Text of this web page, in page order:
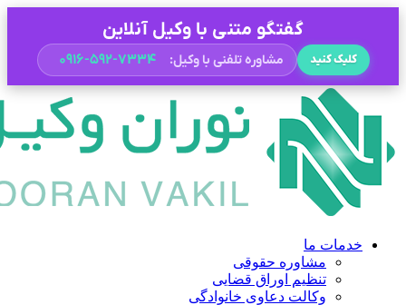
گفتگو متنی با وکیل آنلاین
کلیک کنید مشاوره تلفنی با وکیل: ۰۹۱۶-۵۹۲-۷۳۳۴
خدمات ما
مشاوره حقوقی
تنظیم اوراق قضایی
وکالت دعاوی خانوادگی